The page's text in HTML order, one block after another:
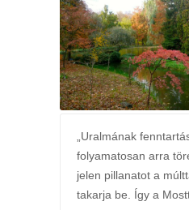
„Uralmának
folyamatosan arra
jelen pillanatot a
takarja be. Így a